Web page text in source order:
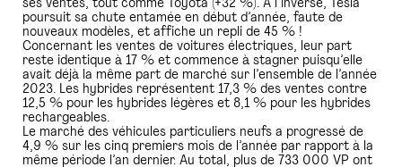
ses ventes, tout comme Toyota (+32 %). À l’inverse, Tesla
poursuit sa chute entamée en début d’année, faute de
nouveaux modèles, et affiche un repli de 45 % !
Concernant les ventes de voitures électriques, leur part
reste identique à 17 % et commence à stagner puisqu’elle
avait déjà la même part de marché sur l’ensemble de l’année
2023. Les hybrides représentent 17,3 % des ventes contre
12,5 % pour les hybrides légères et 8,1 % pour les hybrides
rechargeables.
Le marché des véhicules particuliers neufs a progressé de
4,9 % sur les cinq premiers mois de l’année par rapport à la
même période l’an dernier. Au total, plus de 733 000 VP ont